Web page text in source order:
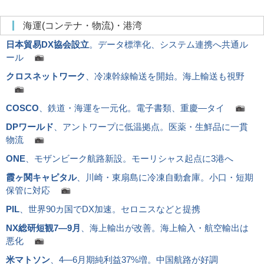
海運(コンテナ・物流)・港湾
日本貿易DX協会設立。データ標準化、システム連携へ共通ル
ール
クロスネットワーク
、冷凍幹線輸送を開始。海上輸送も視野
COSCO 、鉄道・海運を一元化。電子書類、重慶―タイ
DPワールド 、アントワープに低温拠点。医薬・生鮮品に一貫
物流
ONE 、モザンビーク航路新設。モーリシャス起点に3港へ
霞ヶ関キャピタル、川崎・東扇島に冷凍自動倉庫。小口・短期
保管に対応
PIL 、世界90カ国でDX加速。セロニスなどと提携
NX総研短観7―9月
、海上輸出が改善。海上輸入・航空輸出は
悪化
米マトソン 、4―6月期純利益37%増。中国航路が好調